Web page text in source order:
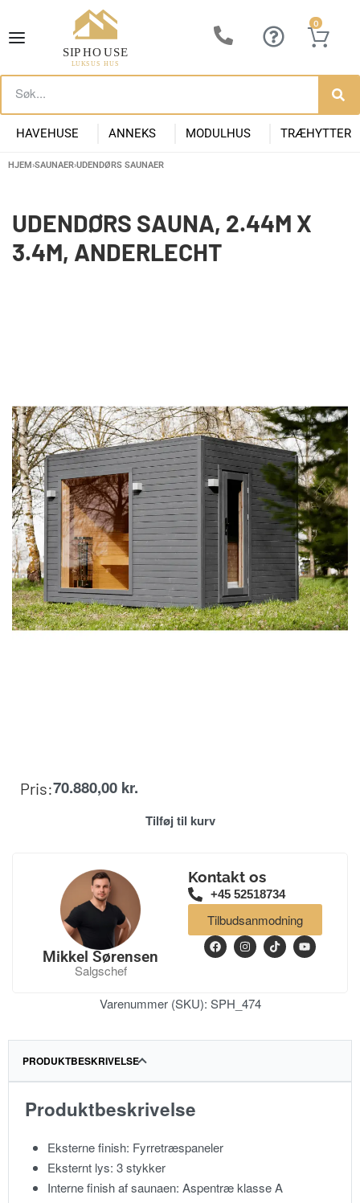
0
HAVEHUSE
Lille Havehus i Træ Have Anneks
ANNEKS
Luksus Anneks
MODULHUS TRÆHYTTER
HJEM›SAUNAER›UDENDØRS SAUNAER
UDENDØRS SAUNA, 2.44M X
3.4M, ANDERLECHT
Pris:70.880,00 kr.
Tilføj til kurv
Kontakt os
+45 52518734
Tilbudsanmodning
Mikkel Sørensen
Salgschef
Varenummer (SKU): SPH_474
PRODUKTBESKRIVELSE
Produktbeskrivelse
Eksterne finish: Fyrretræspaneler
Eksternt lys: 3 stykker
Interne finish af saunaen: Aspentræ klasse A